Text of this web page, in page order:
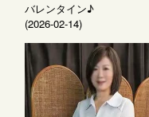
バレンタイン♪
(2026-02-14)